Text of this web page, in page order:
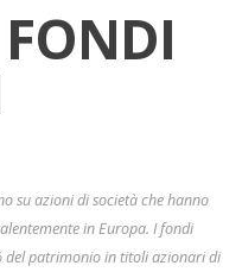
su azioni di società che hanno
in Europa. I fondi
del patrimonio in titoli azionari di